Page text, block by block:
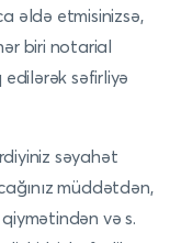
əldə etmisinizsə,
biri notarial
səfirliyə
səyahət
müddətdən,
və s.